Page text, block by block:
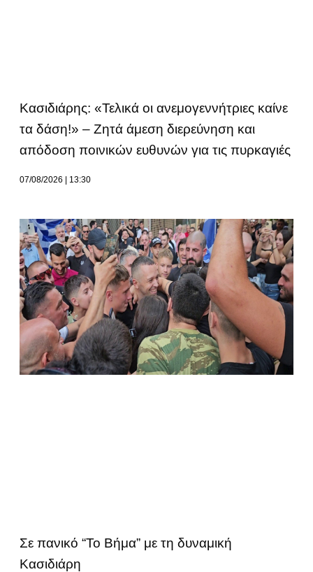
Κασιδιάρης: «Τελικά οι ανεμογεννήτριες καίνε
τα δάση!» – Ζητά άμεση διερεύνηση και
απόδοση ποινικών ευθυνών για τις πυρκαγιές
07/08/2026 13:30
Σε πανικό “Το Βήμα” με τη δυναμική
Κασιδιάρη